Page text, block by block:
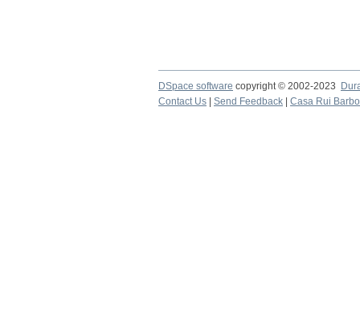
DSpace software copyright © 2002-2023
Contact Us
Send Feedback Casa Rui